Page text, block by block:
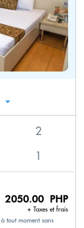
2050.00 PHP
+ Taxes et frais
tout moment sans